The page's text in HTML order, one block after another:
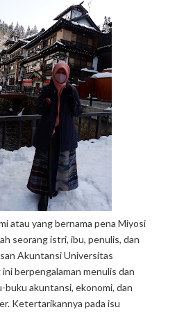
atau yang bernama pena Miyosi
seorang istri, ibu, penulis, dan
Akuntansi Universitas
berpengalaman menulis dan
akuntansi, ekonomi, dan
Ketertarikannya pada isu